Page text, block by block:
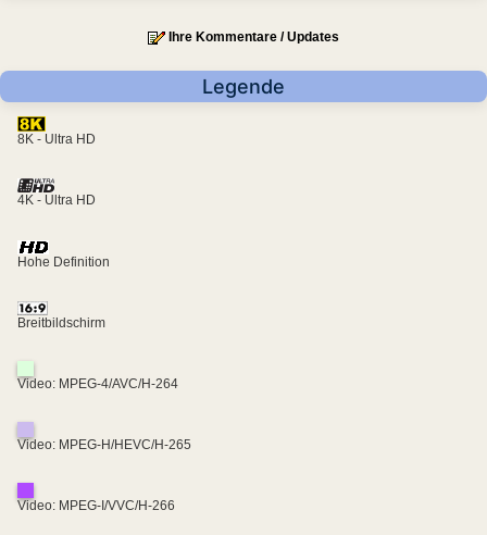
Ihre Kommentare / Updates
Legende
8K - Ultra HD
4K - Ultra HD
Hohe Definition
Breitbildschirm
Video: MPEG-4/AVC/H-264
Video: MPEG-H/HEVC/H-265
Video: MPEG-I/VVC/H-266